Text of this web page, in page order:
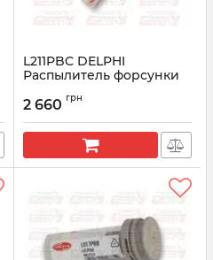
L211PBC DELPHI
Распылитель форсунки
Volvo FH13
Артикул: L211PBC
2 660 грн